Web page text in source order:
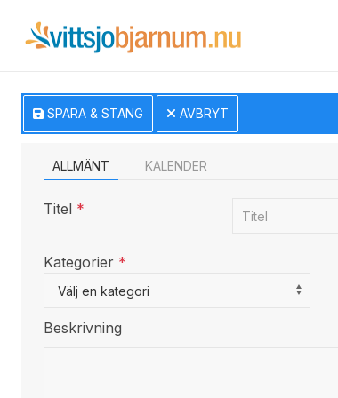
SPARA & STÄNG AVBRYT
ALLMÄNT KALENDER
Titel *
Kategorier *
Select a Category to filter list
Välj en kategori
Beskrivning